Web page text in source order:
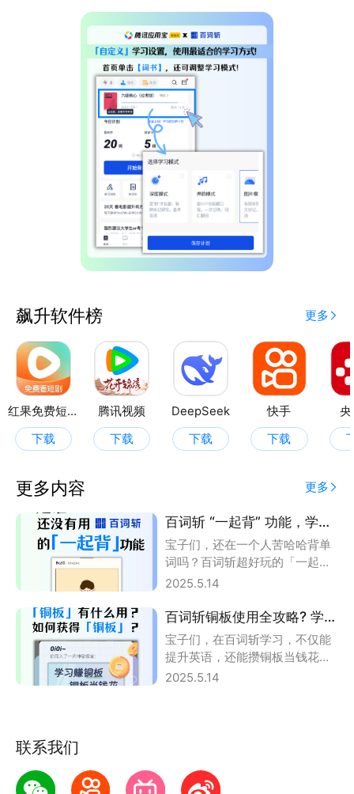
飙升软件榜 更多
红果免费短剧
下载
腾讯视频
下载
DeepSeek
下载
快手
下载
更多内容 更多
百词斩 “一起背” 功能，学习搭子来了?
2025.5.14
宝子们，还在一个人苦哈哈背单
词吗？百词斩超好玩的「一起
背」功能了解一下！? 功能入口?
百词斩铜板使用全攻略? 学习还能薅羊毛
2025.5.14
宝子们，在百词斩学习，不仅能
提升英语，还能攒铜板当钱花，
这波羊毛必须薅！ 铜板有啥
联系我们